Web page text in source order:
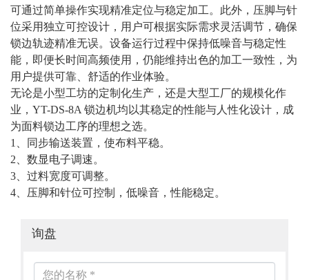
可通过简单操作实现精准定位与稳定加工。此外，压脚与针
位采用独立可控设计，用户可根据实际需求灵活调节，确保
锁边轨迹精准无误。设备运行过程中保持低噪音与稳定性
能，即便长时间高频使用，仍能维持出色的加工一致性，为
用户提供可靠、舒适的作业体验。
无论是小型工坊的定制化生产，还是大型工厂的规模化作
业，YT-DS-8A 锁边机均以其稳定的性能与人性化设计，成
为面料锁边工序的理想之选。
1、同步输送装置，使布料平稳。
2、数显电子调速。
3、过料宽度可调整。
4、压脚和针位可控制，低噪音，性能稳定。
询盘